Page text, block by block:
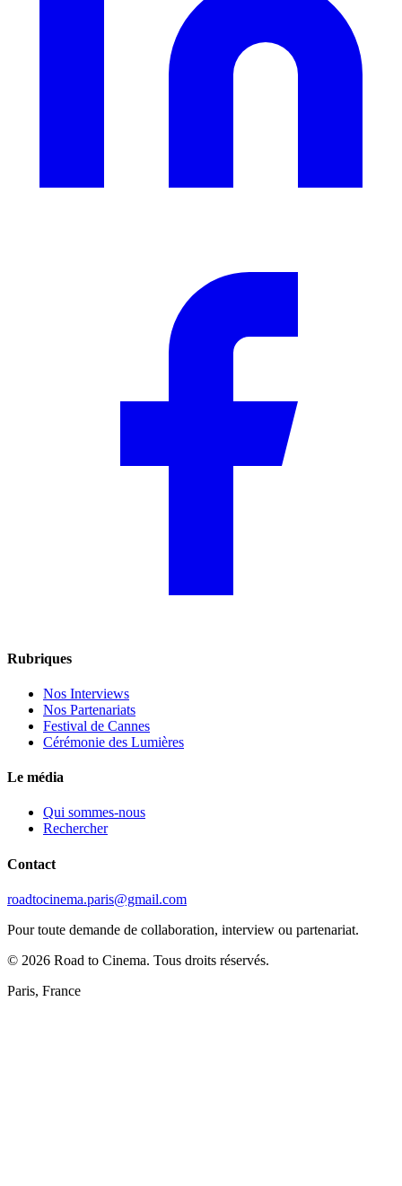
Rubriques
Nos Interviews
Nos Partenariats
Festival de Cannes
Cérémonie des Lumières
Le média
Qui sommes-nous
Rechercher
Contact
roadtocinema.paris@gmail.com
Pour toute demande de collaboration, interview ou partenariat.
© 2026 Road to Cinema. Tous droits réservés.
Paris, France